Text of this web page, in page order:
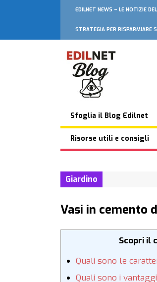
EDILNET NEWS – LE NOTIZIE
STRATEGIA PER RISPARMIARE
Sfoglia il Blog Edilnet
Risorse utili e consigli
Giardino
Vasi in cemento
Scopri il
Quali sono le
Quali sono i